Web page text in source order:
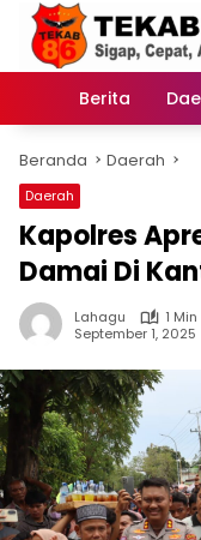
Langsung
konten
Home
Berita
Beranda Daerah
Daerah
Kapolres
Damai Di
Lahagu
1
September 1, 2025